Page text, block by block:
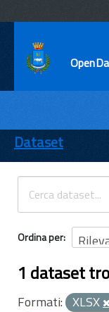
ENTI
TEMI
INFORMAZIONI
Dataset
Ordina per
1 dataset
Formati: XLSX